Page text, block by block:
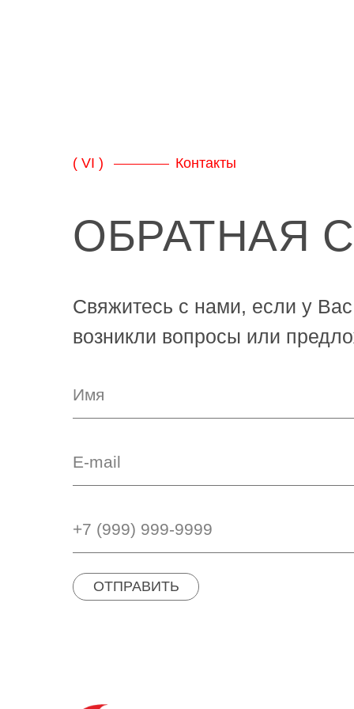
ОБРАТНАЯ
Свяжитесь с нами, если у Вас
возникли вопросы или
ОТПРАВИТЬ
( VI ) Контакты